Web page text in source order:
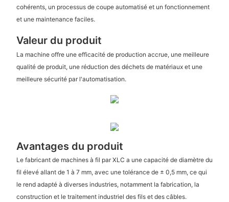
cohérents, un processus de coupe automatisé et un fonctionnement
et une maintenance faciles.
Valeur du produit
La machine offre une efficacité de production accrue, une meilleure
qualité de produit, une réduction des déchets de matériaux et une
meilleure sécurité par l'automatisation.
Avantages du produit
Le fabricant de machines à fil par XLC a une capacité de diamètre du
fil élevé allant de 1 à 7 mm, avec une tolérance de ± 0,5 mm, ce qui
le rend adapté à diverses industries, notamment la fabrication, la
construction et le traitement industriel des fils et des câbles.